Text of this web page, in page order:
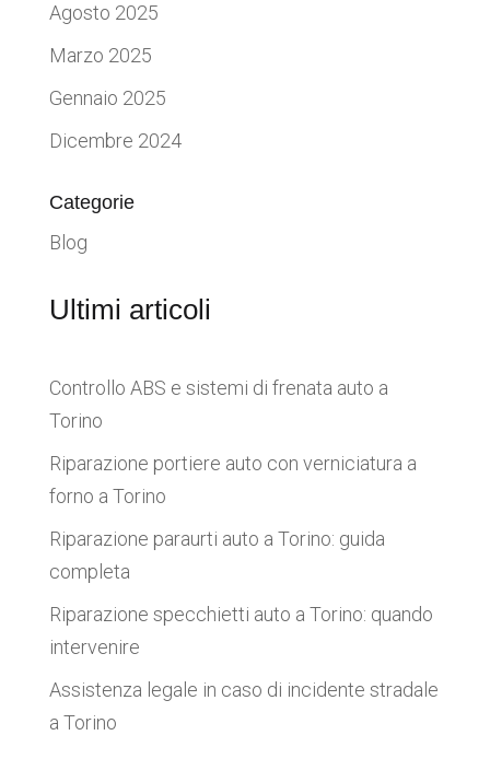
Agosto 2025
Marzo 2025
Gennaio 2025
Dicembre 2024
Categorie
Blog
Ultimi articoli
Controllo ABS e sistemi di frenata auto a
Torino
Riparazione portiere auto con verniciatura a
forno a Torino
Riparazione paraurti auto a Torino: guida
completa
Riparazione specchietti auto a Torino: quando
intervenire
Assistenza legale in caso di incidente stradale
a Torino